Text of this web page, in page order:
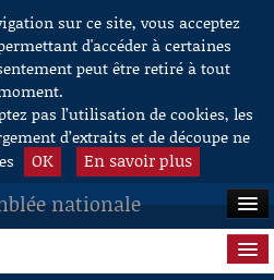
sur ce site, vous acceptez
d'accéder à certaines
peut être retiré à tout
pas l’utilisation de cookies, les
d’extraits et de découpe ne
OK En savoir plus
nationale